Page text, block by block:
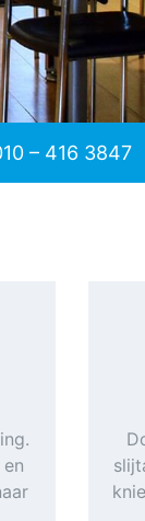
– 416 3847